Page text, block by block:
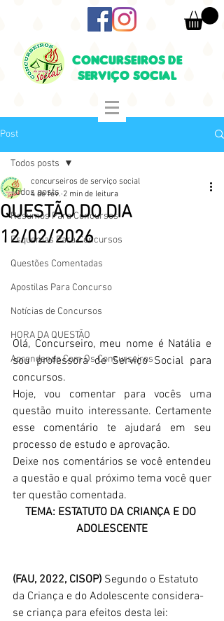
CONCURSEIROS DE
SERVIÇO SOCIAL
Post
Todos posts
Resumos Para Concursos
Esquemas Para Concursos
Questões Comentadas
Apostilas Para Concurso
Notícias de Concursos
HORA DA QUESTÃO
Aprendendo Com Os Concurseiros
Todos posts
QUESTÃO DO DIA
12/02/2026
concurseiros de serviço social
4 de fev. 2 min de leitura
Olá, Concurseiro, meu nome é Natália e
sou professora de Serviço Social para
concursos.
Hoje, vou comentar para vocês uma
questão muito interessante. Certamente
esse comentário te ajudará em seu
processo de estudo e aprovação.
Deixe nos comentários se você entendeu
a questão e qual próximo tema você quer
ter questão comentada.
TEMA: ESTATUTO DA CRIANÇA E DO
ADOLESCENTE
(FAU, 2022, CISOP) Segundo o Estatuto
da Criança e do Adolescente considera-
se criança para efeitos desta lei: